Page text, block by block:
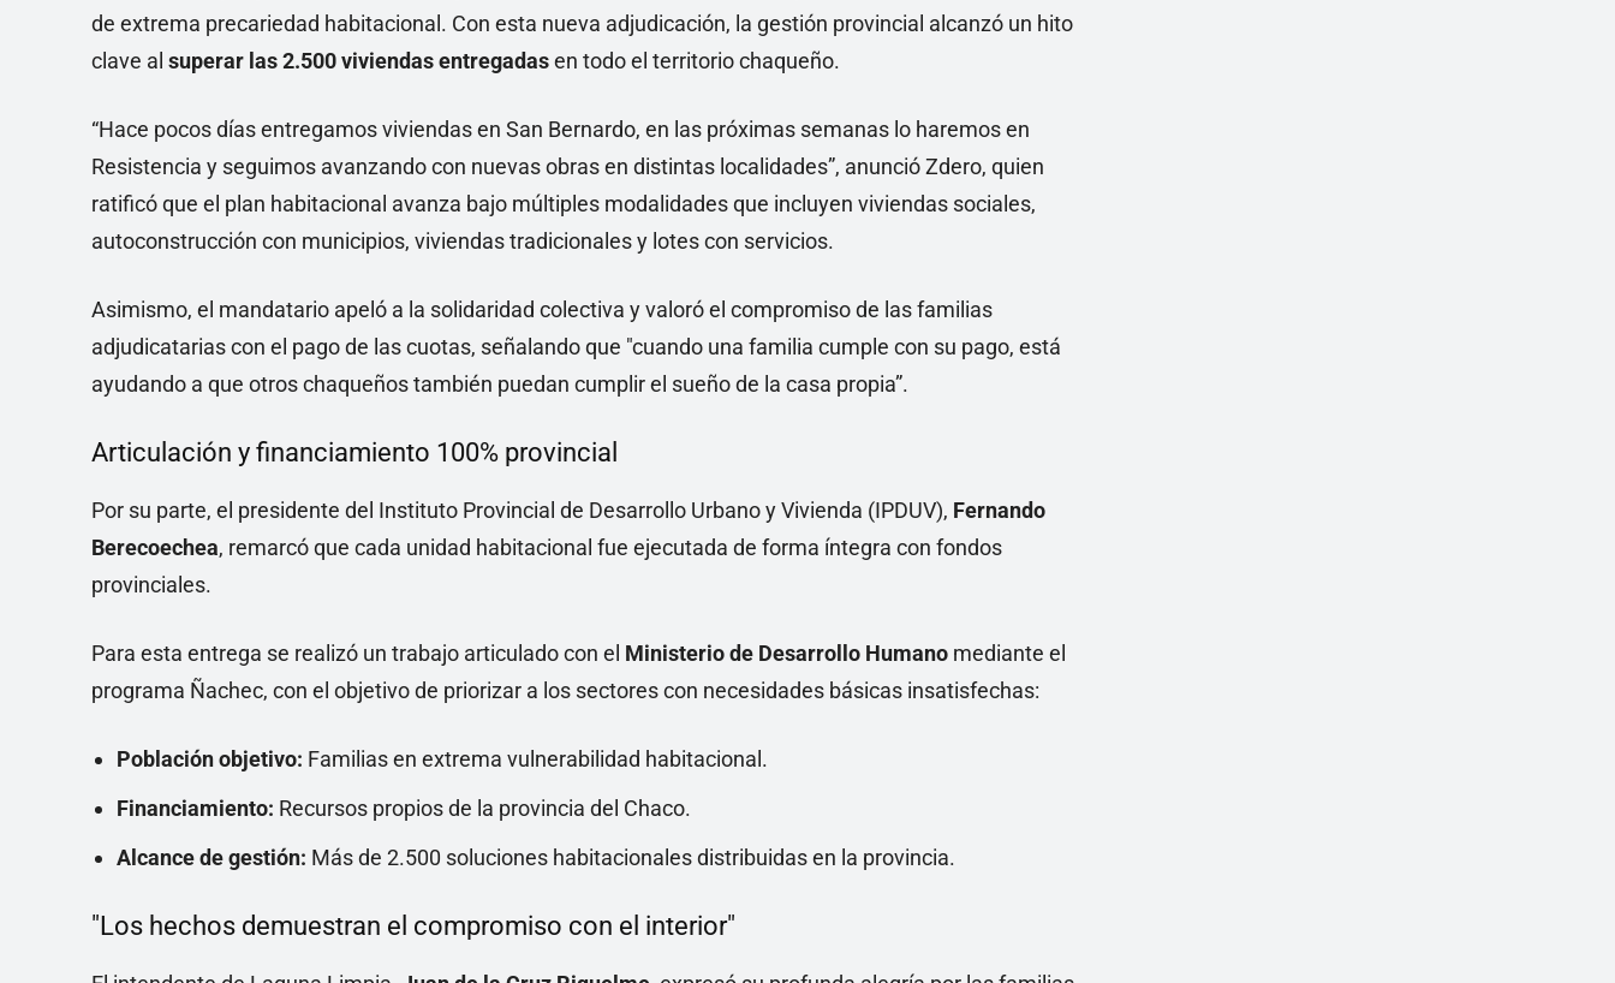
de extrema precariedad habitacional. Con esta nueva adjudicación, la gestión provincial alcanzó un hito
clave al superar las 2.500 viviendas entregadasen todo el territorio chaqueño.
“Hace pocos días entregamos viviendas en San Bernardo, en las próximas semanas lo haremos en
Resistencia y seguimos avanzando con nuevas obras en distintas localidades”, anunció Zdero, quien
ratificó que el plan habitacional avanza bajo múltiples modalidades que incluyen viviendas sociales,
autoconstrucción con municipios, viviendas tradicionales y lotes con servicios.
Asimismo, el mandatario apeló a la solidaridad colectiva y valoró el compromiso de las familias
adjudicatarias con el pago de las cuotas, señalando que "cuando una familia cumple con su pago, está
ayudando a que otros chaqueños también puedan cumplir el sueño de la casa propia”.
Articulación y financiamiento 100% provincial
Por su parte, el presidente del Instituto Provincial de Desarrollo Urbano y Vivienda (IPDUV), Fernando
Berecoechea, remarcó que cada unidad habitacional fue ejecutada de forma íntegra con fondos
provinciales.
Para esta entrega se realizó un trabajo articulado con el Ministerio de Desarrollo Humano mediante el
programa Ñachec, con el objetivo de priorizar a los sectores con necesidades básicas insatisfechas:
Población objetivo: Familias en extrema vulnerabilidad habitacional.
Financiamiento: Recursos propios de la provincia del Chaco.
Alcance de gestión: Más de 2.500 soluciones habitacionales distribuidas en la provincia.
"Los hechos demuestran el compromiso con el interior"